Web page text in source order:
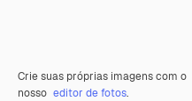
Crie suas próprias imagens com o
nosso editor de fotos.